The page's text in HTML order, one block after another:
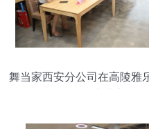
舞当家西安分公司在高陵雅